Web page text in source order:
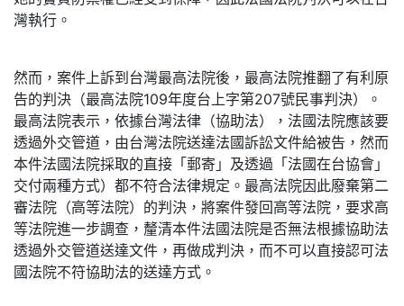
灣執行。
然而，案件上訴到台灣最高法院後，最高法院推翻了有利原
告的判決（最高法院109年度台上字第207號民事判決）。
最高法院表示，依據台灣法律（協助法），法國法院應該要
透過外交管道，由台灣法院送達法國訴訟文件給被告，然而
本件法國法院採取的直接「郵寄」及透過「法國在台協會」
交付兩種方式）都不符合法律規定。最高法院因此廢棄第二
審法院（高等法院）的判決，將案件發回高等法院，要求高
等法院進一步調查，釐清本件法國法院是否無法根據協助法
透過外交管道送達文件，再做成判決，而不可以直接認可法
國法院不符協助法的送達方式。